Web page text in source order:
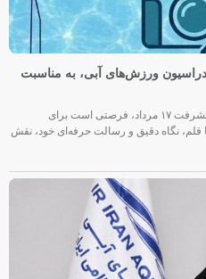
ورزش‌های آبی، به مناسبت
خبرنگاران؛ راویان آب، روایتگران تلاش و پیشرفت ۱۷ مرداد، فرصتی است برای
قلم، نگاه دقیق و رسالت حرفه‌ای خود، نقش